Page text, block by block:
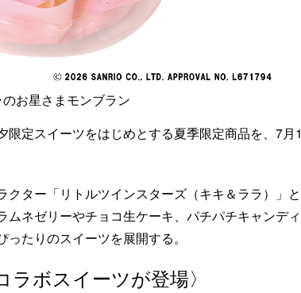
お星さまモンブラン
定スイーツをはじめとする夏季限定商品を、7月1
ター「リトルツインスターズ（キキ＆ララ）」と
ネゼリーやチョコ生ケーキ、パチパチキャンディ
たりのスイーツを展開する。
ボスイーツが登場〉